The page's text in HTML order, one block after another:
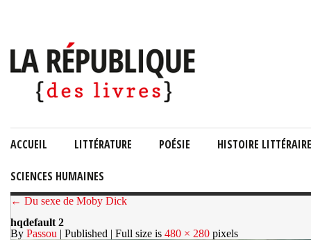
ACCUEIL LITTÉRATURE POÉSIE HISTOIRE LITTÉRAIRE
SCIENCES HUMAINES
← Du sexe de Moby Dick
hqdefault 2
By Passou | Published | Full size is 480 × 280 pixels